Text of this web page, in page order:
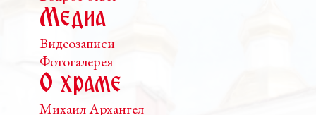
Медиа
Видеозаписи
Фотогалерея
О храме
Михаил Архангел